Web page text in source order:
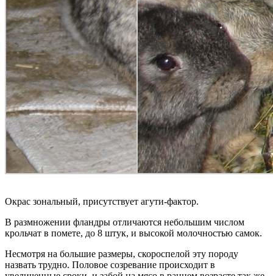
Окрас зональный, присутствует агути-фактор.
В размножении фландры отличаются небольшим числом
крольчат в помете, до 8 штук, и высокой молочностью самок.
Несмотря на большие размеры, скороспелой эту породу
назвать трудно. Половое созревание происходит в